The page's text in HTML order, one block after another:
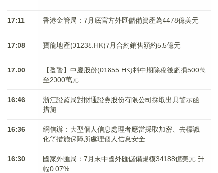
17:11 香港金管局：7月底官方外匯儲備資產為4478億美元
17:08 寶龍地產(01238.HK)7月合約銷售額約5.5億元
17:00
【盈警】中慶股份(01855.HK)料中期除稅後虧損500萬
至2000萬元
16:46
浙江證監局對財通證券股份有限公司採取出具警示函
措施
16:36
網信辦：大型個人信息處理者應當採取加密、去標識
化等措施保障所處理個人信息安全
16:30
國家外匯局：7月末中國外匯儲備規模34188億美元 升
幅0.07%